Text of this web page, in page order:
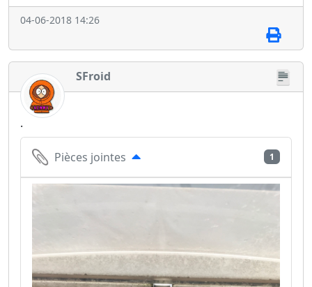
04-06-2018 14:26
SFroid
.
Pièces jointes 1